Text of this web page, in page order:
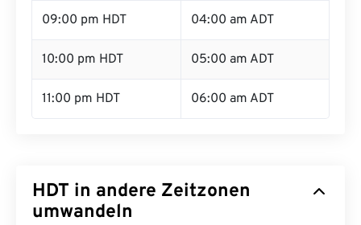
09:00 pm HDT 04:00 am ADT
10:00 pm HDT 05:00 am ADT
11:00 pm HDT 06:00 am ADT
HDT in andere Zeitzonen
umwandeln